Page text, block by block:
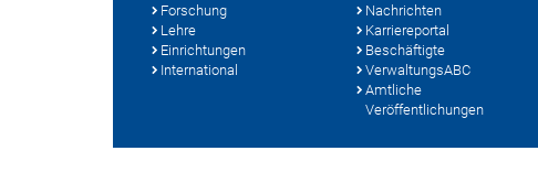
Forschung
Lehre
Einrichtungen
International
Nachrichten
Karriereportal
Beschäftigte
VerwaltungsABC
Amtliche
Veröffentlichungen